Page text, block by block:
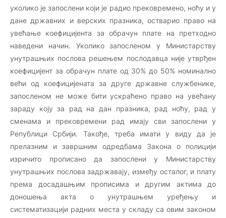
уколико је запослени који је радио прековремено, ноћу и у
дане државних и верских празника, остварио право на
увећање коефицијента за обрачун плате на претходно
наведени начин. Уколико запосленом у Министарству
унутрашњих послова решењем послодавца није утврђен
коефицијент за обрачун плате од 30% до 50% номинално
већи од коефицијената за друге државне службенике,
запосленом не може бити ускраћено право на увећану
зараду коју за рад на дан празника, рад ноћу, рад у
сменама и прековремени рад имају сви запослени у
Републици Србији. Такође, треба имати у виду да је
прелазним и завршним одредбама Закона о полицији
изричито прописано да запослени у Министарству
унутрашњих послова задржавају, између осталог, и плату
према досадашњим прописима и другим актима до
доношења акта о унутрашњем уређењу и
систематизацији радних места у складу са овим законом